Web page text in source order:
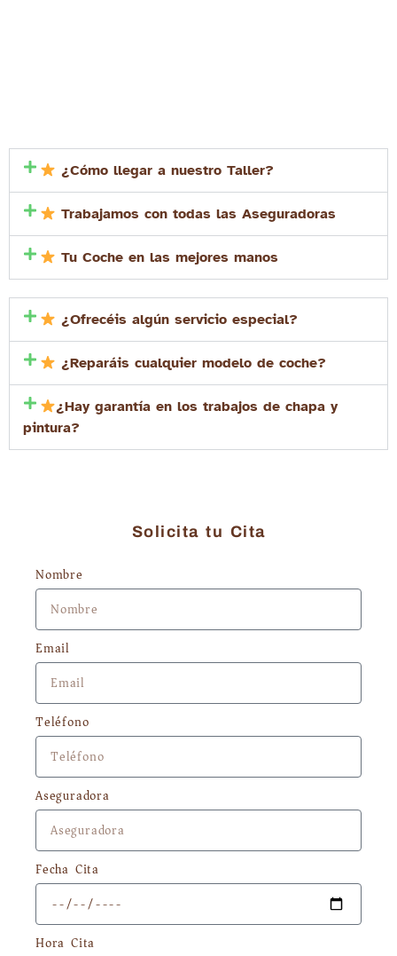
¿Cómo llegar a nuestro Taller?
Trabajamos con todas las Aseguradoras
Tu Coche en las mejores manos
¿Ofrecéis algún servicio especial?
¿Reparáis cualquier modelo de coche?
¿Hay garantía en los trabajos de chapa y
pintura?
Solicita tu Cita
Nombre
Email
Teléfono
Aseguradora
Fecha Cita
Hora Cita